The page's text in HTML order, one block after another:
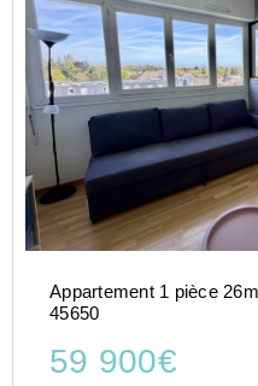
Appartement 1 pièce
45650
59 900€